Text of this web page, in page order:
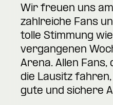
Wir freuen uns
zahlreiche Fans
tolle Stimmung
vergangenen
Arena. Allen Fans,
die Lausitz
gute und sichere